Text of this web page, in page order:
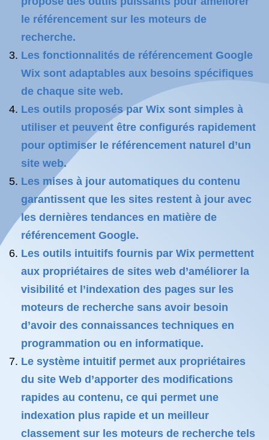
le référencement sur les moteurs de
recherche.
Les fonctionnalités de référencement Google
Wix sont adaptables aux besoins spécifiques
de chaque site web.
Les outils proposés par Wix sont simples à
utiliser et peuvent être configurés rapidement
pour optimiser le référencement naturel d’un
site web.
Les mises à jour automatiques du contenu
garantissent que les sites restent à jour avec
les dernières tendances en matière de
référencement Google.
Les outils intuitifs fournis par Wix permettent
aux propriétaires de sites web d’améliorer la
visibilité et l’indexation des pages sur les
moteurs de recherche sans avoir besoin
d’avoir des connaissances techniques en
programmation ou en informatique.
Le système intuitif permet aux propriétaires
du site Web d’apporter des modifications
rapides au contenu, ce qui permet une
indexation plus rapide et un meilleur
classement sur les moteurs de recherche tels